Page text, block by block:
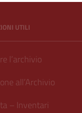
UTILI
l’archivio
all’Archivio
– Inventari